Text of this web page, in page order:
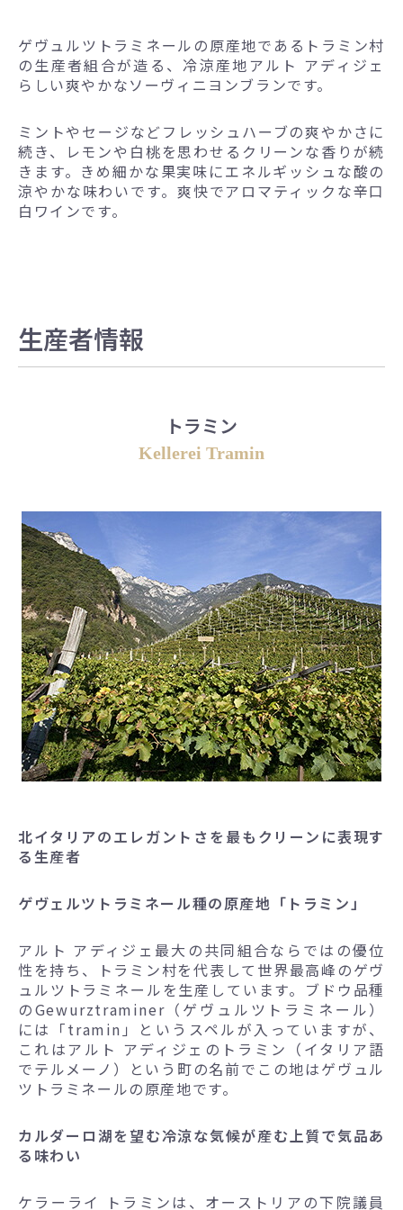
ゲヴュルツトラミネールの原産地であるトラミン村
の生産者組合が造る、冷涼産地アルト アディジェ
らしい爽やかなソーヴィニヨンブランです。
ミントやセージなどフレッシュハーブの爽やかさに
続き、レモンや白桃を思わせるクリーンな香りが続
きます。きめ細かな果実味にエネルギッシュな酸の
涼やかな味わいです。爽快でアロマティックな辛口
白ワインです。
生産者情報
トラミン
Kellerei Tramin
北イタリアのエレガントさを最もクリーンに表現す
る生産者
ゲヴェルツトラミネール種の原産地「トラミン」
アルト アディジェ最大の共同組合ならではの優位
性を持ち、トラミン村を代表して世界最高峰のゲヴ
ュルツトラミネールを生産しています。ブドウ品種
のGewurztraminer（ゲヴュルツトラミネール）
には「tramin」というスペルが入っていますが、
これはアルト アディジェのトラミン（イタリア語
でテルメーノ）という町の名前でこの地はゲヴュル
ツトラミネールの原産地です。
カルダーロ湖を望む冷涼な気候が産む上質で気品あ
る味わい
ケラーライ トラミンは、オーストリアの下院議員